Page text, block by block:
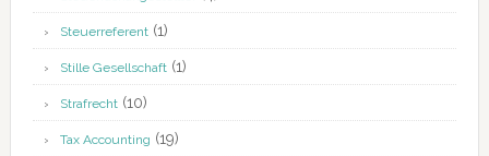
Steuerreferent(1)
Stille Gesellschaft(1)
Strafrecht(10)
Tax Accounting (19)